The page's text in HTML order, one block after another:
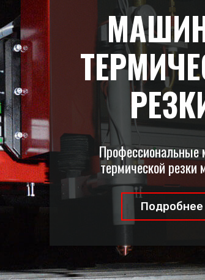
термической резки
Подробнее